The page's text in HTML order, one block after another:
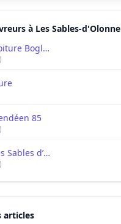
à Les Sables-d'Olonne
Couvreur Toiture Boglioni
85
Couvreur les Sables d’Olonne couverture peinture rénovation
articles